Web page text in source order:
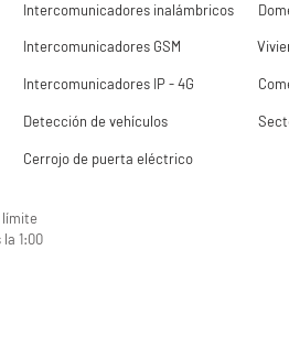
Intercomunicadores inalámbricos
Intercomunicadores GSM
Intercomunicadores IP - 4G
Detección de vehículos
Cerrojo de puerta eléctrico
límite
1:00